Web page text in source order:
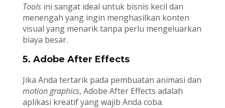
Toolsini sangat ideal untuk bisnis kecil dan
menengah yang ingin menghasilkan konten
visual yang menarik tanpa perlu mengeluarkan
biaya besar.
5. Adobe After Effects
Jika Anda tertarik pada pembuatan animasi dan
motion graphics, Adobe After Effects adalah
aplikasi kreatif yang wajib Anda coba.